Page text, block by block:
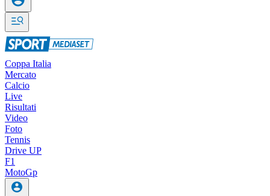
Coppa Italia
Mercato
Calcio
Live
Risultati
Video
Foto
Tennis
Drive UP
F1
MotoGp